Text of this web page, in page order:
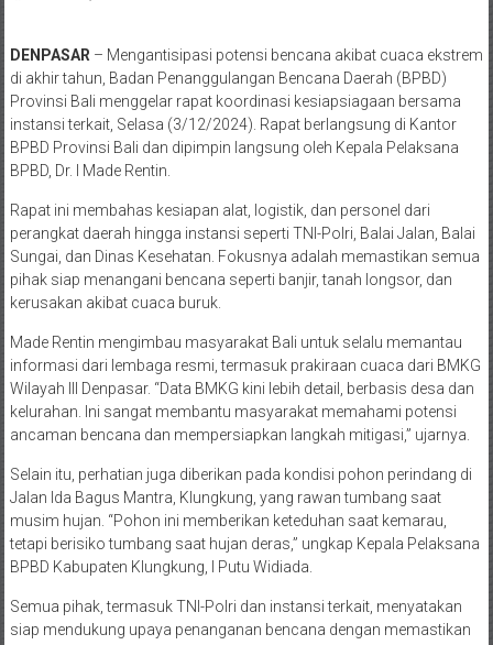
DENPASAR – Mengantisipasi potensi bencana akibat cuaca ekstrem
di akhir tahun, Badan Penanggulangan Bencana Daerah (BPBD)
Provinsi Bali menggelar rapat koordinasi kesiapsiagaan bersama
instansi terkait, Selasa (3/12/2024). Rapat berlangsung di Kantor
BPBD Provinsi Bali dan dipimpin langsung oleh Kepala Pelaksana
BPBD, Dr. I Made Rentin.
Rapat ini membahas kesiapan alat, logistik, dan personel dari
perangkat daerah hingga instansi seperti TNI-Polri, Balai Jalan, Balai
Sungai, dan Dinas Kesehatan. Fokusnya adalah memastikan semua
pihak siap menangani bencana seperti banjir, tanah longsor, dan
kerusakan akibat cuaca buruk.
Made Rentin mengimbau masyarakat Bali untuk selalu memantau
informasi dari lembaga resmi, termasuk prakiraan cuaca dari BMKG
Wilayah III Denpasar. “Data BMKG kini lebih detail, berbasis desa dan
kelurahan. Ini sangat membantu masyarakat memahami potensi
ancaman bencana dan mempersiapkan langkah mitigasi,” ujarnya.
Selain itu, perhatian juga diberikan pada kondisi pohon perindang di
Jalan Ida Bagus Mantra, Klungkung, yang rawan tumbang saat
musim hujan. “Pohon ini memberikan keteduhan saat kemarau,
tetapi berisiko tumbang saat hujan deras,” ungkap Kepala Pelaksana
BPBD Kabupaten Klungkung, I Putu Widiada.
Semua pihak, termasuk TNI-Polri dan instansi terkait, menyatakan
siap mendukung upaya penanganan bencana dengan memastikan